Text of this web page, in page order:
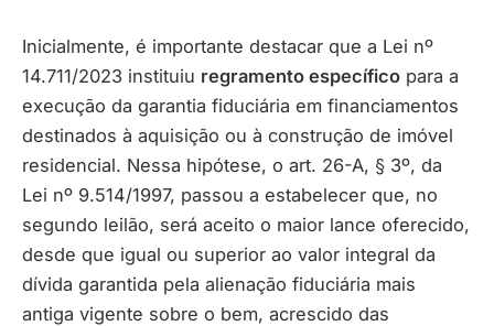
Inicialmente, é importante destacar que a Lei nº
14.711/2023 instituiu regramento específico para a
execução da garantia fiduciária em financiamentos
destinados à aquisição ou à construção de imóvel
residencial. Nessa hipótese, o art. 26-A, § 3º, da
Lei nº 9.514/1997, passou a estabelecer que, no
segundo leilão, será aceito o maior lance oferecido,
desde que igual ou superior ao valor integral da
dívida garantida pela alienação fiduciária mais
antiga vigente sobre o bem, acrescido das